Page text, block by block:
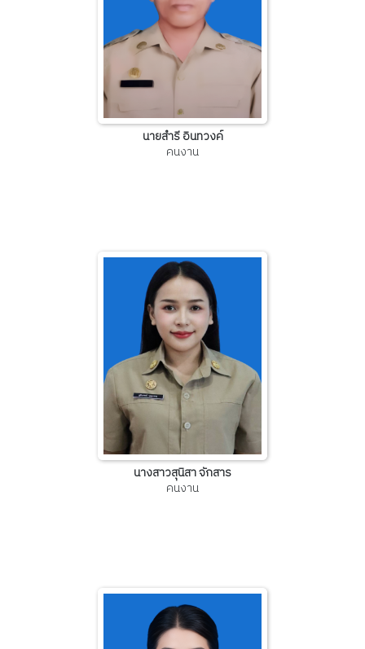
นายสำรี อินทวงค์
คนงาน
นางสาวสุนิสา จักสาร
คนงาน